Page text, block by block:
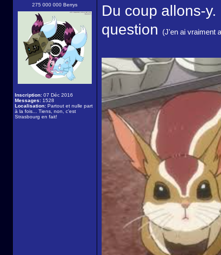
275 000 000 Berrys
Inscription: 07 Déc 2016
Messages: 1528
Localisation: Partout et nulle part
à la fois... Tiens, non, c'est
Strasbourg en fait!
Du coup allons-
question
(J'en ai vraiment